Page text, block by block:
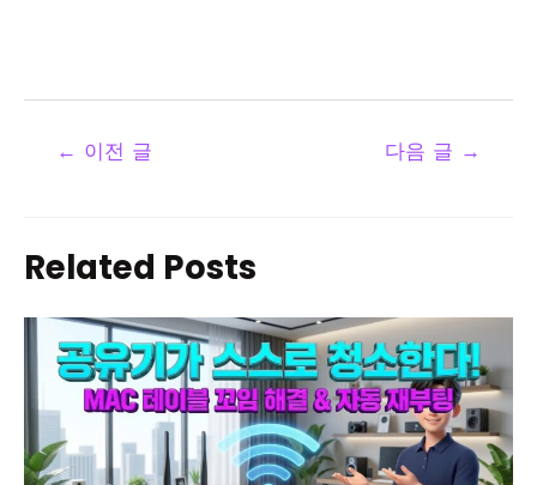
← 이전 글 다음 글 →
Related Posts